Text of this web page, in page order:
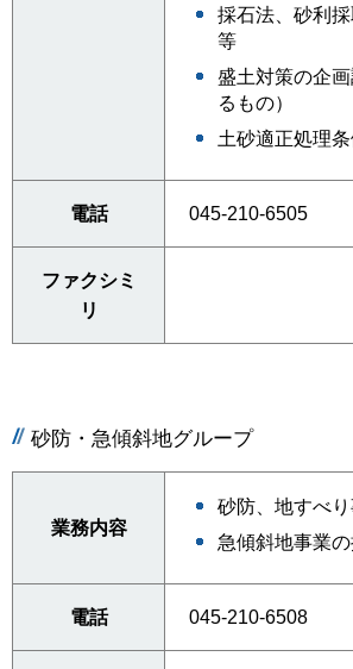
採石法、砂利
等
盛土対策の企
るもの）
土砂適正処理
電話 045-210-6505
ファクシミ
リ
砂防・急傾斜地グループ
業務内容
砂防、地すべ
急傾斜地事業
電話 045-210-6508